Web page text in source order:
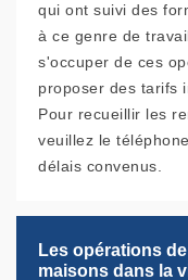
qui ont suivi des
à ce genre de
s'occuper de ces
proposer des tarifs
Pour recueillir les
veuillez le
délais convenus.
Les opérations
maisons dans la